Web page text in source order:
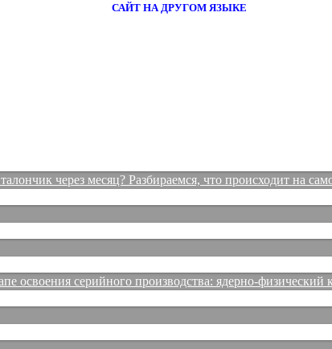
САЙТ НА ДРУГОМ ЯЗЫКЕ
через месяц? Разбираемся, что происходит на
серийного производства: ядерно-физический